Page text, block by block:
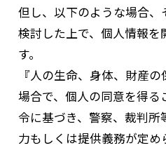
但し、以下のような場合
検討した上で、個人情報を
す。
『人の生命、身体、財産
場合で、個人の同意を得
令に基づき、警察、裁判
力もしくは提供義務が定